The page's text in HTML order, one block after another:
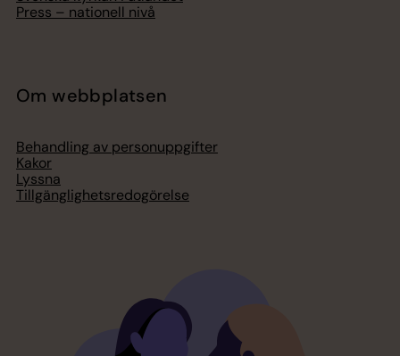
Press – nationell nivå
Om webbplatsen
Behandling av personuppgifter
Kakor
Lyssna
Tillgänglighetsredogörelse